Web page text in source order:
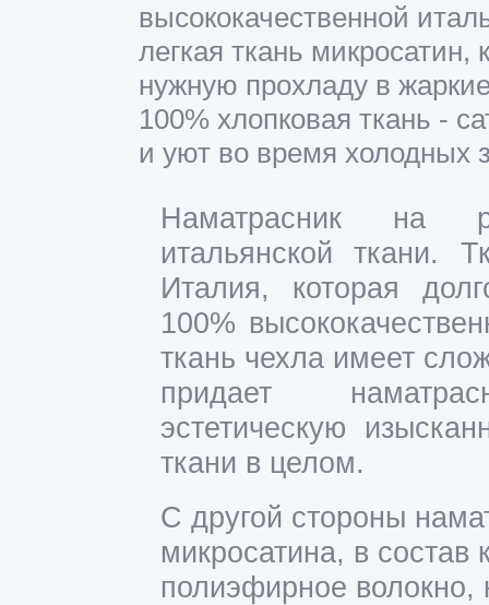
высококачественной
легкая ткань микросатин,
нужную прохладу в
100% хлопковая ткань -
и уют во время холодных
Наматрасник на
итальянской ткани.
Италия, которая
100%
ткань чехла имеет
придает
эстетическую
ткани в целом.
С другой стороны
микросатина, в состав
полиэфирное волокно,